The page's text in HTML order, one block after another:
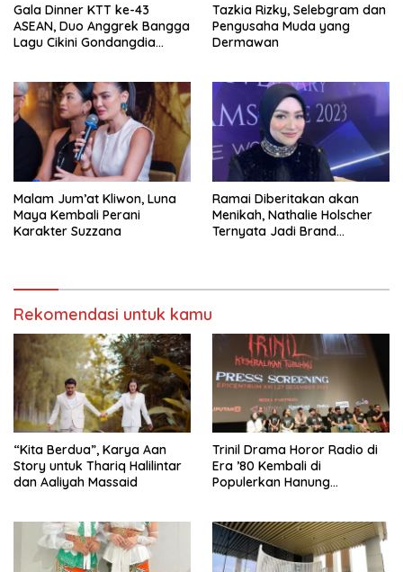
Gala Dinner KTT ke-43
ASEAN, Duo Anggrek Bangga
Lagu Cikini Gondangdia
Tazkia Rizky, Selebgram dan
Pengusaha Muda yang
Dermawan
Malam Jum’at Kliwon, Luna
Maya Kembali Perani
Karakter Suzzana
Ramai Diberitakan akan
Menikah, Nathalie Holscher
Ternyata Jadi Brand
Rekomendasi untuk kamu
“Kita Berdua”, Karya Aan
Story untuk Thariq Halilintar
dan Aaliyah Massaid
­Trinil Drama Horor Radio di
Era ’80 Kembali di
Populerkan Hanung